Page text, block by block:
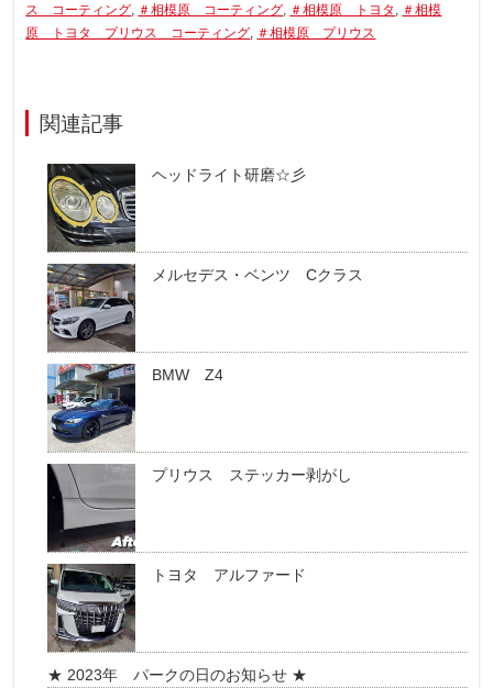
ス コーティング, ＃相模原 コーティング, ＃相模原 トヨタ , ＃相模
原 トヨタ プリウス コーティング, ＃相模原 プリウス
関連記事
ヘッドライト研磨☆彡
メルセデス・ベンツ Cクラス
BMW Z4
プリウス ステッカー剥がし
トヨタ アルファード
★ 2023年 パークの日のお知らせ ★